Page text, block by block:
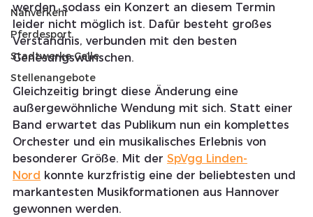
Nahverkehr
Pferdesport
Stadtwerke Celle
Stellenangebote
werden, sodass ein Konzert an diesem Termin
leider nicht möglich ist. Dafür besteht großes
Verständnis, verbunden mit den besten
Genesungswünschen.
Gleichzeitig bringt diese Änderung eine
außergewöhnliche Wendung mit sich. Statt einer
Band erwartet das Publikum nun ein komplettes
Orchester und ein musikalisches Erlebnis von
besonderer Größe. Mit der SpVgg Linden-
Nord konnte kurzfristig eine der beliebtesten und
markantesten Musikformationen aus Hannover
gewonnen werden.